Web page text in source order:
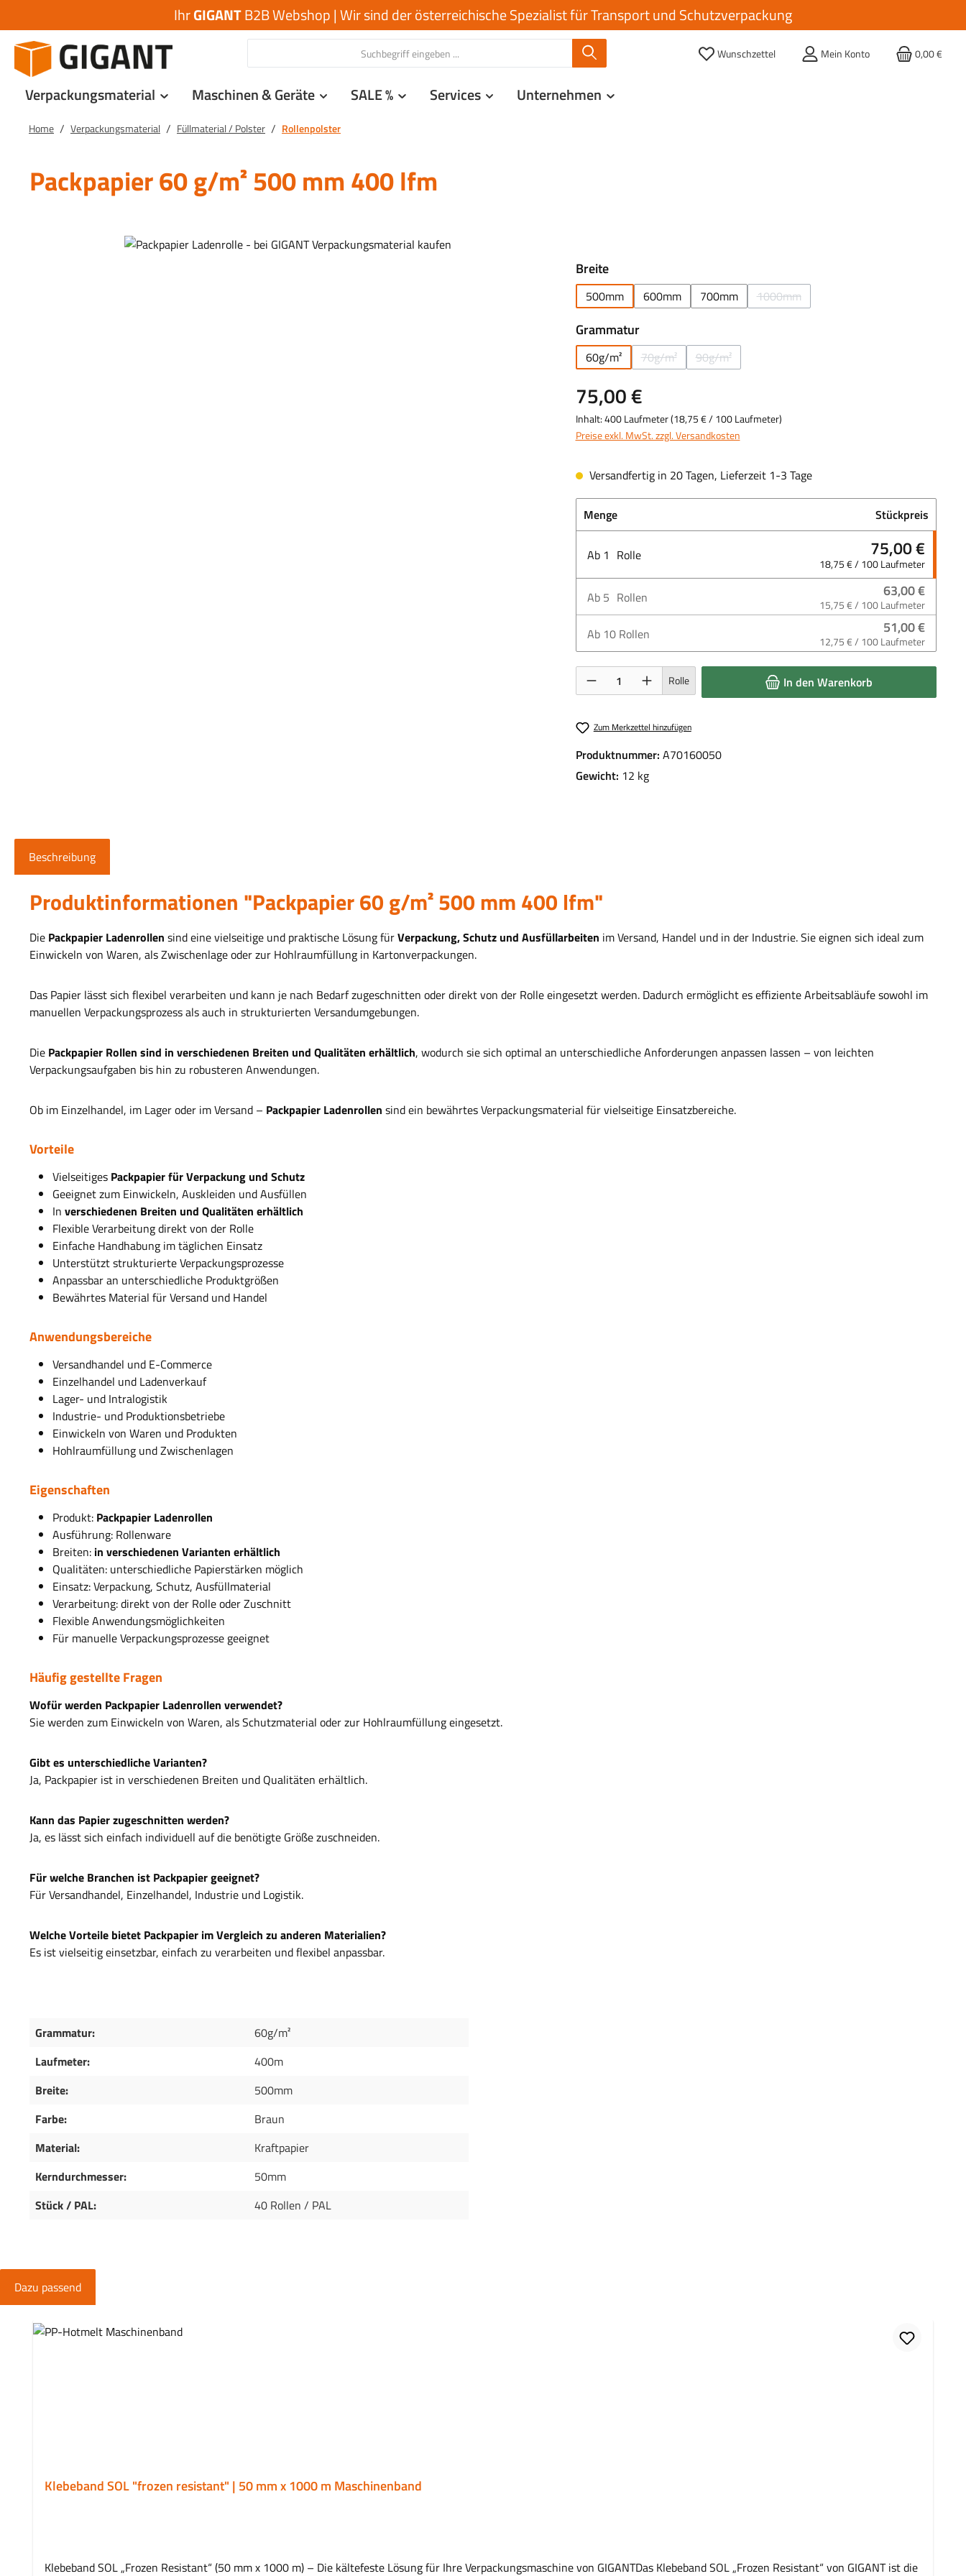
IhrGIGANTB2B Webshop | Wir sind der österreichische Spezialist für Transport und Schutzverpackung
Wunschzettel Mein Konto 0,00 €
Verpackungsmaterial Maschinen & Geräte SALE % Services Unternehmen
Home / Verpackungsmaterial / Füllmaterial / Polster / Rollenpolster
Packpapier 60 g/m² 500 mm 400 lfm
Bildergalerie überspringen
Breiteauswählen
500mm 600mm 700mm 1000mm(Diese Option ist zurzeit nicht verfügbar.)
Grammaturauswählen
60g/m² 70g/m²(Diese Option ist zurzeit nicht verfügbar.)
90g/m²(Diese Option ist zurzeit nicht verfügbar.)
75,00 €
Inhalt:400 Laufmeter(18,75 €/ 100 Laufmeter)
Preise exkl. MwSt. zzgl. Versandkosten
Versandfertig in 20 Tagen, Lieferzeit 1-3 Tage
Menge Stückpreis
Ab 1 Rolle 75,00 €
18,75 € / 100 Laufmeter
Ab 5 Rollen 63,00 €
15,75 € / 100 Laufmeter
Ab 10 Rollen 51,00 €
12,75 € / 100 Laufmeter
Produkt Anzahl: Gib den gewünschten Wert ein oder benutze die Schaltflächen um die
Rolle In den Warenkorb
Zum Merkzettel hinzufügen
Produktnummer: A70160050
Gewicht: 12 kg
Beschreibung
Produktinformationen "Packpapier 60 g/m² 500 mm 400 lfm"
Die Packpapier Ladenrollen sind eine vielseitige und praktische Lösung fürVerpackung, Schutz und Ausfüllarbeiten im Versand, Handel und in der Industrie. Sie eignen sich ideal zum
Einwickeln von Waren, als Zwischenlage oder zur Hohlraumfüllung in Kartonverpackungen.
Das Papier lässt sich flexibel verarbeiten und kann je nach Bedarf zugeschnitten oder direkt von der Rolle eingesetzt werden. Dadurch ermöglicht es effiziente Arbeitsabläufe sowohl im
manuellen Verpackungsprozess als auch in strukturierten Versandumgebungen.
Die Packpapier Rollen sind in verschiedenen Breiten und Qualitäten erhältlich, wodurch sie sich optimal an unterschiedliche Anforderungen anpassen lassen – von leichten
Verpackungsaufgaben bis hin zu robusteren Anwendungen.
Ob im Einzelhandel, im Lager oder im Versand – Packpapier Ladenrollen sind ein bewährtes Verpackungsmaterial für vielseitige Einsatzbereiche.
Vorteile
Vielseitiges Packpapier für Verpackung und Schutz
Geeignet zum Einwickeln, Auskleiden und Ausfüllen
In verschiedenen Breiten und Qualitäten erhältlich
Flexible Verarbeitung direkt von der Rolle
Einfache Handhabung im täglichen Einsatz
Unterstützt strukturierte Verpackungsprozesse
Anpassbar an unterschiedliche Produktgrößen
Bewährtes Material für Versand und Handel
Anwendungsbereiche
Versandhandel und E-Commerce
Einzelhandel und Ladenverkauf
Lager- und Intralogistik
Industrie- und Produktionsbetriebe
Einwickeln von Waren und Produkten
Hohlraumfüllung und Zwischenlagen
Eigenschaften
Produkt: Packpapier Ladenrollen
Ausführung: Rollenware
Breiten: in verschiedenen Varianten erhältlich
Qualitäten: unterschiedliche Papierstärken möglich
Einsatz: Verpackung, Schutz, Ausfüllmaterial
Verarbeitung: direkt von der Rolle oder Zuschnitt
Flexible Anwendungsmöglichkeiten
Für manuelle Verpackungsprozesse geeignet
Häufig gestellte Fragen
Wofür werden Packpapier Ladenrollen verwendet?
Sie werden zum Einwickeln von Waren, als Schutzmaterial oder zur Hohlraumfüllung eingesetzt.
Gibt es unterschiedliche Varianten?
Ja, Packpapier ist in verschiedenen Breiten und Qualitäten erhältlich.
Kann das Papier zugeschnitten werden?
Ja, es lässt sich einfach individuell auf die benötigte Größe zuschneiden.
Für welche Branchen ist Packpapier geeignet?
Für Versandhandel, Einzelhandel, Industrie und Logistik.
Welche Vorteile bietet Packpapier im Vergleich zu anderen Materialien?
Es ist vielseitig einsetzbar, einfach zu verarbeiten und flexibel anpassbar.
Grammatur:
60g/m²
Laufmeter:
400m
Breite:
500mm
Farbe:
Braun
Material:
Kraftpapier
Kerndurchmesser:
50mm
Stück / PAL:
40 Rollen / PAL
Dazu passend
Produktgalerie überspringen
Klebeband SOL "frozen resistant" | 50 mm x 1000 m Maschinenband
Klebeband SOL „Frozen Resistant“ (50 mm x 1000 m) – Die kältefeste Lösung für Ihre Verpackungsmaschine von GIGANTDas Klebeband SOL „Frozen Resistant“ von GIGANT ist die